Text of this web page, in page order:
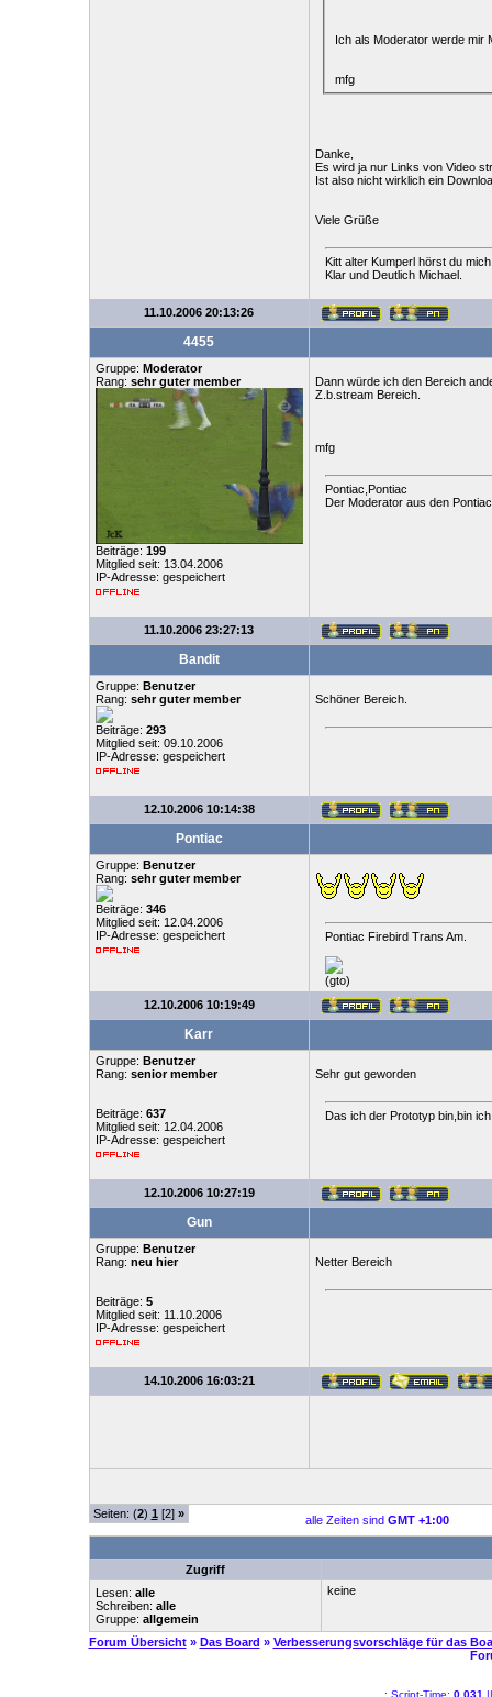
Ich als Moderator werde mir
mfg
Danke,
Es wird ja nur Links von Video
Ist also nicht wirklich ein
Viele Grüße
Kitt alter Kumperl hörst du
Klar und Deutlich Michael.
11.10.2006 20:13:26
4455
Gruppe: Moderator
Rang: sehr guter member
Beiträge: 199
Mitglied seit: 13.04.2006
IP-Adresse: gespeichert
Dann würde ich den Bereich
Z.b.stream Bereich.
mfg
Pontiac,Pontiac
Der Moderator aus den
11.10.2006 23:27:13
Bandit
Gruppe: Benutzer
Rang: sehr guter member
Beiträge: 293
Mitglied seit: 09.10.2006
IP-Adresse: gespeichert
Schöner Bereich.
12.10.2006 10:14:38
Pontiac
Gruppe: Benutzer
Rang: sehr guter member
Beiträge: 346
Mitglied seit: 12.04.2006
IP-Adresse: gespeichert
Pontiac Firebird Trans Am.
(gto)
12.10.2006 10:19:49
Karr
Gruppe: Benutzer
Rang: senior member
Beiträge: 637
Mitglied seit: 12.04.2006
IP-Adresse: gespeichert
Sehr gut geworden
Das ich der Prototyp bin,bin
12.10.2006 10:27:19
Gun
Gruppe: Benutzer
Rang: neu hier
Beiträge: 5
Mitglied seit: 11.10.2006
IP-Adresse: gespeichert
Netter Bereich
14.10.2006 16:03:21
Seiten: (2) 1 [2] » alle Zeiten sind GMT +1:00
Zugriff
Lesen: alle
Schreiben: alle
Gruppe: allgemein
keine
Forum Übersicht » Das Board » Verbesserungsvorschläge für das
.: Script-Time: 0,031